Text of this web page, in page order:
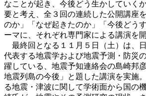
なことが起き、今後どう生かしていく
要と考え、全３回の連続した公開講座
のか」「なぜ起きたのか」「今後どう
ーマに、それぞれ専門家による講演を
最終回となる１１月５日（土）は、
代表する地震学および地震予測・防災
躍している、地震予知連絡会の島崎邦
地震列島の今後」と題した講演を実施
る地震・津波に関して学術面から国の